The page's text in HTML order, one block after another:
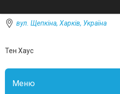
вул. Щепкіна, Харків, Україна
Тен Хаус